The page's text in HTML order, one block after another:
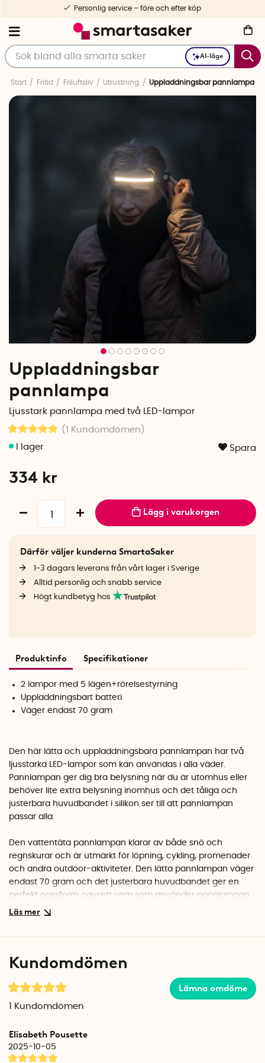
AI-läge
Personlig service – före och efter köp
Start Fritid Friluftsliv Utrustning Uppladdningsbar pannlampa
Uppladdningsbar
pannlampa
Ljusstark pannlampa med två LED-lampor
(1 Kundomdömen )
Spara
334 kr
Lägg i varukorgen
Därför väljer kunderna SmartaSaker
1-3 dagars leverans från vårt lager i Sverige
Alltid personlig och snabb service
Högt kundbetyg hos
Produktinfo Specifikationer
2 lampor med 5 lägen+rörelsestyrning
Uppladdningsbart batteri
Väger endast 70 gram
Den här lätta och uppladdningsbara pannlampan har två
ljusstarka LED-lampor som kan användas i alla väder.
Pannlampan ger dig bra belysning när du är utomhus eller
behöver lite extra belysning inomhus och det tåliga och
justerbara huvudbandet i silikon ser till att pannlampan
passar alla.
Den vattentäta pannlampan klarar av både snö och
regnskurar och är utmärkt för löpning, cykling, promenader
och andra outdoor-aktiviteter. Den lätta pannlampan väger
endast 70 gram och det justerbara huvudbandet ger en
perfekt passform oavsett vem som använder pannlampan.
och starkt ljus som kan lysa upp till 50 meter bort (230
sidolampan ger en mer riktad ljusstråle och är perfekt att
använda när du inte behöver lika mycket ljus.
Med ON/OFF-knappen på sidan sätter du på och stänger av
lampan. Du använder även samma knapp för att växla
Kundomdömen
Lämna omdöme
Kundomdömen
Elisabeth Pousette
2025-10-05